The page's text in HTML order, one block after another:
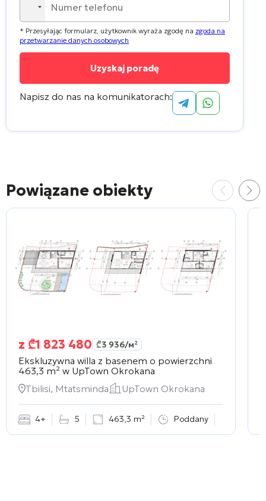
No
country
selected
* Przesyłając formularz, użytkownik wyraża zgodę na zgoda na
przetwarzanie danych osobowych
Alternative:
Napisz do nas na komunikatorach:
Powiązane obiekty
z ₾1 823 480 ₾3 936/м²
Ekskluzywna willa z basenem o powierzchni
463,3 m² w UpTown Okrokana
Tbilisi, Mtatsminda
UpTown Okrokana
4+ 5 463,3 m² Poddany